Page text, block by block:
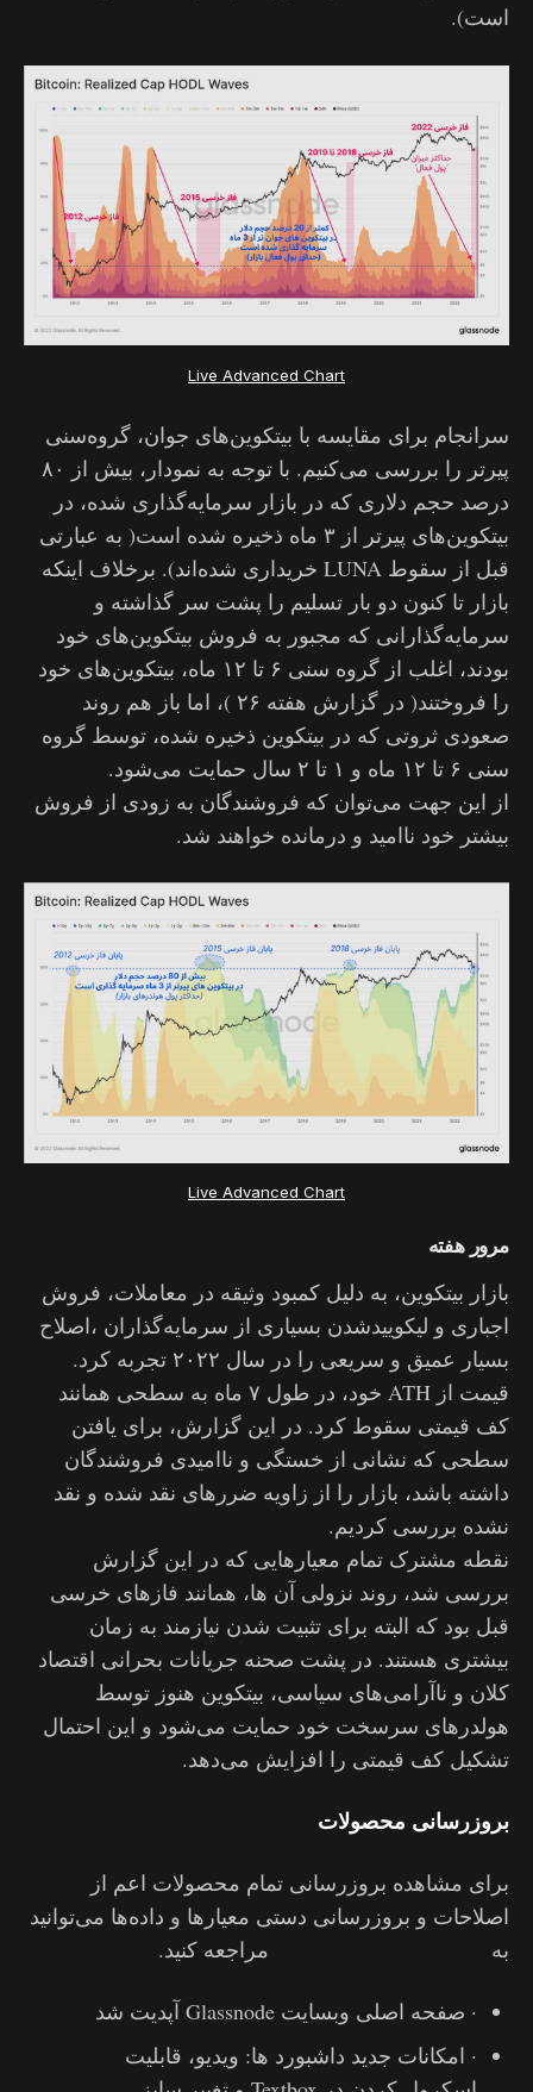
است).
Live Advanced Chart
سرانجام برای مقایسه با بیتکوین‌های جوان، گروه‌سنی
پیرتر را بررسی می‌کنیم. با توجه به نمودار، بیش از ۸۰
درصد حجم دلاری که در بازار سرمایه‌گذاری شده، در
بیتکوین‌های پیرتر از ۳ ماه ذخیره شده است( به عبارتی
قبل از سقوط LUNA خریداری شده‌اند). برخلاف اینکه
بازار تا کنون دو بار تسلیم را پشت سر گذاشته و
سرمایه‌گذارانی که مجبور به فروش بیتکوین‌های خود
بودند، اغلب از گروه سنی ۶ تا ۱۲ ماه، بیتکوین‌های خود
را فروختند( در گزارش هفته ۲۶ )، اما باز هم روند
صعودی ثروتی که در بیتکوین ذخیره شده، توسط گروه
سنی ۶ تا ۱۲ ماه و ۱ تا ۲ سال حمایت می‌شود.
از این جهت می‌توان که فروشندگان به زودی از فروش
بیشتر خود ناامید و درمانده خواهند شد.
Live Advanced Chart
مرور هفته
بازار بیتکوین، به دلیل کمبود وثیقه در معاملات، فروش
اجباری و لیکوییدشدن بسیاری از سرمایه‌گذاران ،اصلاح
بسیار عمیق و سریعی را در سال ۲۰۲۲ تجربه کرد.
قیمت از ATH خود، در طول ۷ ماه به سطحی همانند
کف قیمتی سقوط کرد‌. در این گزارش، برای یافتن
سطحی که نشانی از خستگی و ناامیدی فروشندگان
داشته باشد، بازار را از زاویه ضررهای نقد شده و نقد
نشده بررسی کردیم.
نقطه مشترک تمام معیارهایی که در این گزارش
بررسی شد، روند نزولی آن ها، همانند فازهای خرسی
قبل بود که البته برای تثبیت شدن نیازمند به زمان
بیشتری هستند. در پشت صحنه جریانات بحرانی اقتصاد
کلان و ناآرامی‌های سیاسی، بیتکوین هنوز توسط
هولدرهای سرسخت خود حمایت می‌شود و این احتمال
تشکیل کف قیمتی را افزایش می‌دهد.
بروزرسانی محصولات
برای مشاهده بروزرسانی تمام محصولات اعم از
اصلاحات و بروزرسانی دستی معیارها و داده‌ها می‌توانید
به
مراجعه کنید.
· صفحه اصلی وبسایت Glassnode آپدیت شد
· امکانات جدید داشبورد ها: ویدیو، قابلیت